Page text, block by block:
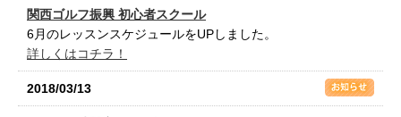
関西ゴルフ振興 初心者スクール
6月のレッスンスケジュールをUPしました。
詳しくはコチラ！
2018/03/13